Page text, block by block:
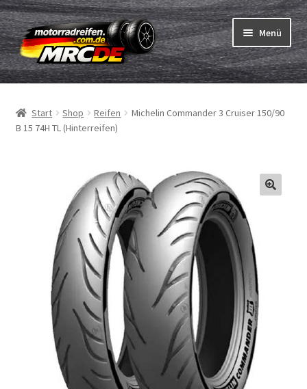
Zur
Navigation
springen
Zum
Inhalt
springen
Menü
Reifen
Schläuche
Reifentest
Kontakt
Start Shop Reifen
Michelin Commander 3 Cruiser 150/90
B 15 74H TL (Hinterreifen)